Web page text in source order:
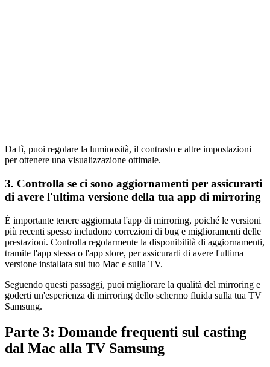
Da lì, puoi regolare la luminosità, il contrasto e altre impostazioni
per ottenere una visualizzazione ottimale.
3. Controlla se ci sono aggiornamenti per assicurarti
di avere l'ultima versione della tua app di mirroring
È importante tenere aggiornata l'app di mirroring, poiché le versioni
più recenti spesso includono correzioni di bug e miglioramenti delle
prestazioni. Controlla regolarmente la disponibilità di aggiornamenti,
tramite l'app stessa o l'app store, per assicurarti di avere l'ultima
versione installata sul tuo Mac e sulla TV.
Seguendo questi passaggi, puoi migliorare la qualità del mirroring e
goderti un'esperienza di mirroring dello schermo fluida sulla tua TV
Samsung.
Parte 3: Domande frequenti sul casting
dal Mac alla TV Samsung